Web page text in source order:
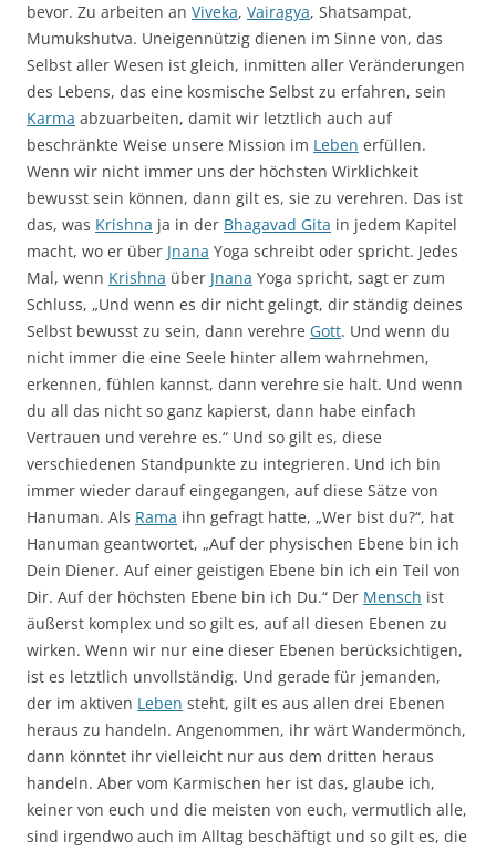
bevor. Zu arbeiten an Viveka, Vairagya, Shatsampat,
Mumukshutva. Uneigennützig dienen im Sinne von, das
Selbst aller Wesen ist gleich, inmitten aller Veränderungen
des Lebens, das eine kosmische Selbst zu erfahren, sein
Karma abzuarbeiten, damit wir letztlich auch auf
beschränkte Weise unsere Mission im Leben erfüllen.
Wenn wir nicht immer uns der höchsten Wirklichkeit
bewusst sein können, dann gilt es, sie zu verehren. Das ist
das, was Krishna ja in der Bhagavad Gita in jedem Kapitel
macht, wo er über Jnana Yoga schreibt oder spricht. Jedes
Mal, wenn Krishna über Jnana Yoga spricht, sagt er zum
Schluss, „Und wenn es dir nicht gelingt, dir ständig deines
Selbst bewusst zu sein, dann verehre Gott. Und wenn du
nicht immer die eine Seele hinter allem wahrnehmen,
erkennen, fühlen kannst, dann verehre sie halt. Und wenn
du all das nicht so ganz kapierst, dann habe einfach
Vertrauen und verehre es.“ Und so gilt es, diese
verschiedenen Standpunkte zu integrieren. Und ich bin
immer wieder darauf eingegangen, auf diese Sätze von
Hanuman. Als Rama ihn gefragt hatte, „Wer bist du?“, hat
Hanuman geantwortet, „Auf der physischen Ebene bin ich
Dein Diener. Auf einer geistigen Ebene bin ich ein Teil von
Dir. Auf der höchsten Ebene bin ich Du.“ Der Mensch ist
äußerst komplex und so gilt es, auf all diesen Ebenen zu
wirken. Wenn wir nur eine dieser Ebenen berücksichtigen,
ist es letztlich unvollständig. Und gerade für jemanden,
der im aktiven Leben steht, gilt es aus allen drei Ebenen
heraus zu handeln. Angenommen, ihr wärt Wandermönch,
dann könntet ihr vielleicht nur aus dem dritten heraus
handeln. Aber vom Karmischen her ist das, glaube ich,
keiner von euch und die meisten von euch, vermutlich alle,
sind irgendwo auch im Alltag beschäftigt und so gilt es, die